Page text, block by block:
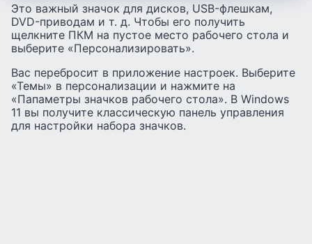
Это важный значок для дисков, USB-флешкам,
DVD-приводам и т. д. Чтобы его получить
щелкните ПКМ на пустое место рабочего стола и
выберите «Персонализировать».
Вас перебросит в приложение настроек. Выберите
«Темы» в персонализации и нажмите на
«Папаметры значков рабочего стола». В Windows
11 вы получите классическую панель управления
для настройки набора значков.